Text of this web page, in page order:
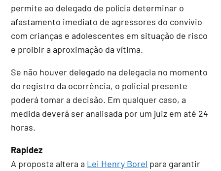
permite ao delegado de polícia determinar o
afastamento imediato de agressores do convívio
com crianças e adolescentes em situação de risco
e proibir a aproximação da vítima.
Se não houver delegado na delegacia no momento
do registro da ocorrência, o policial presente
poderá tomar a decisão. Em qualquer caso, a
medida deverá ser analisada por um juiz em até 24
horas.
Rapidez
A proposta altera a Lei Henry Borel para garantir